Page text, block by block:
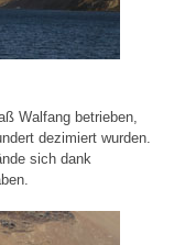
Walfang betrieben,
dezimiert wurden.
sich dank